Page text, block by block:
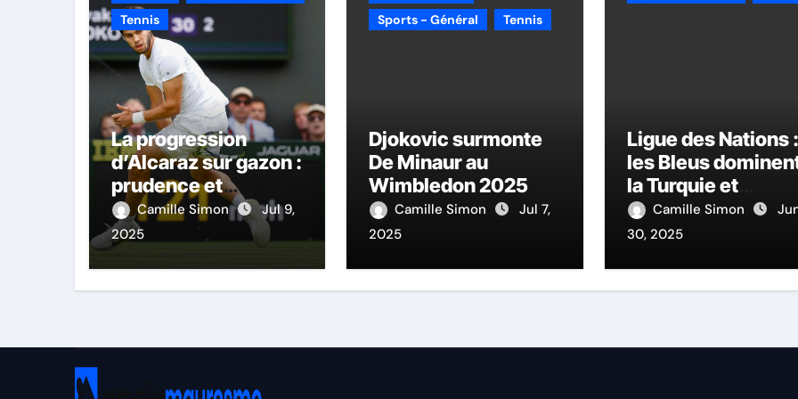
Tennis
La progression
d’Alcaraz sur gazon :
prudence et
admiration
Camille Simon
Jul 9,
2025
Sports - Général
Tennis
Djokovic surmonte
De Minaur au
Wimbledon 2025
Camille Simon
Jul 7,
2025
Ligue des Nations :
les Bleus
la Turquie et
confirment leur
montée en
Camille Simon
30, 2025